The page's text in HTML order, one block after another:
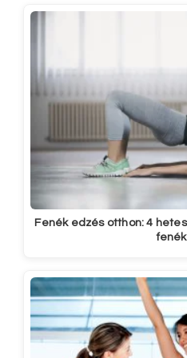
Fenék edzés otthon: 4